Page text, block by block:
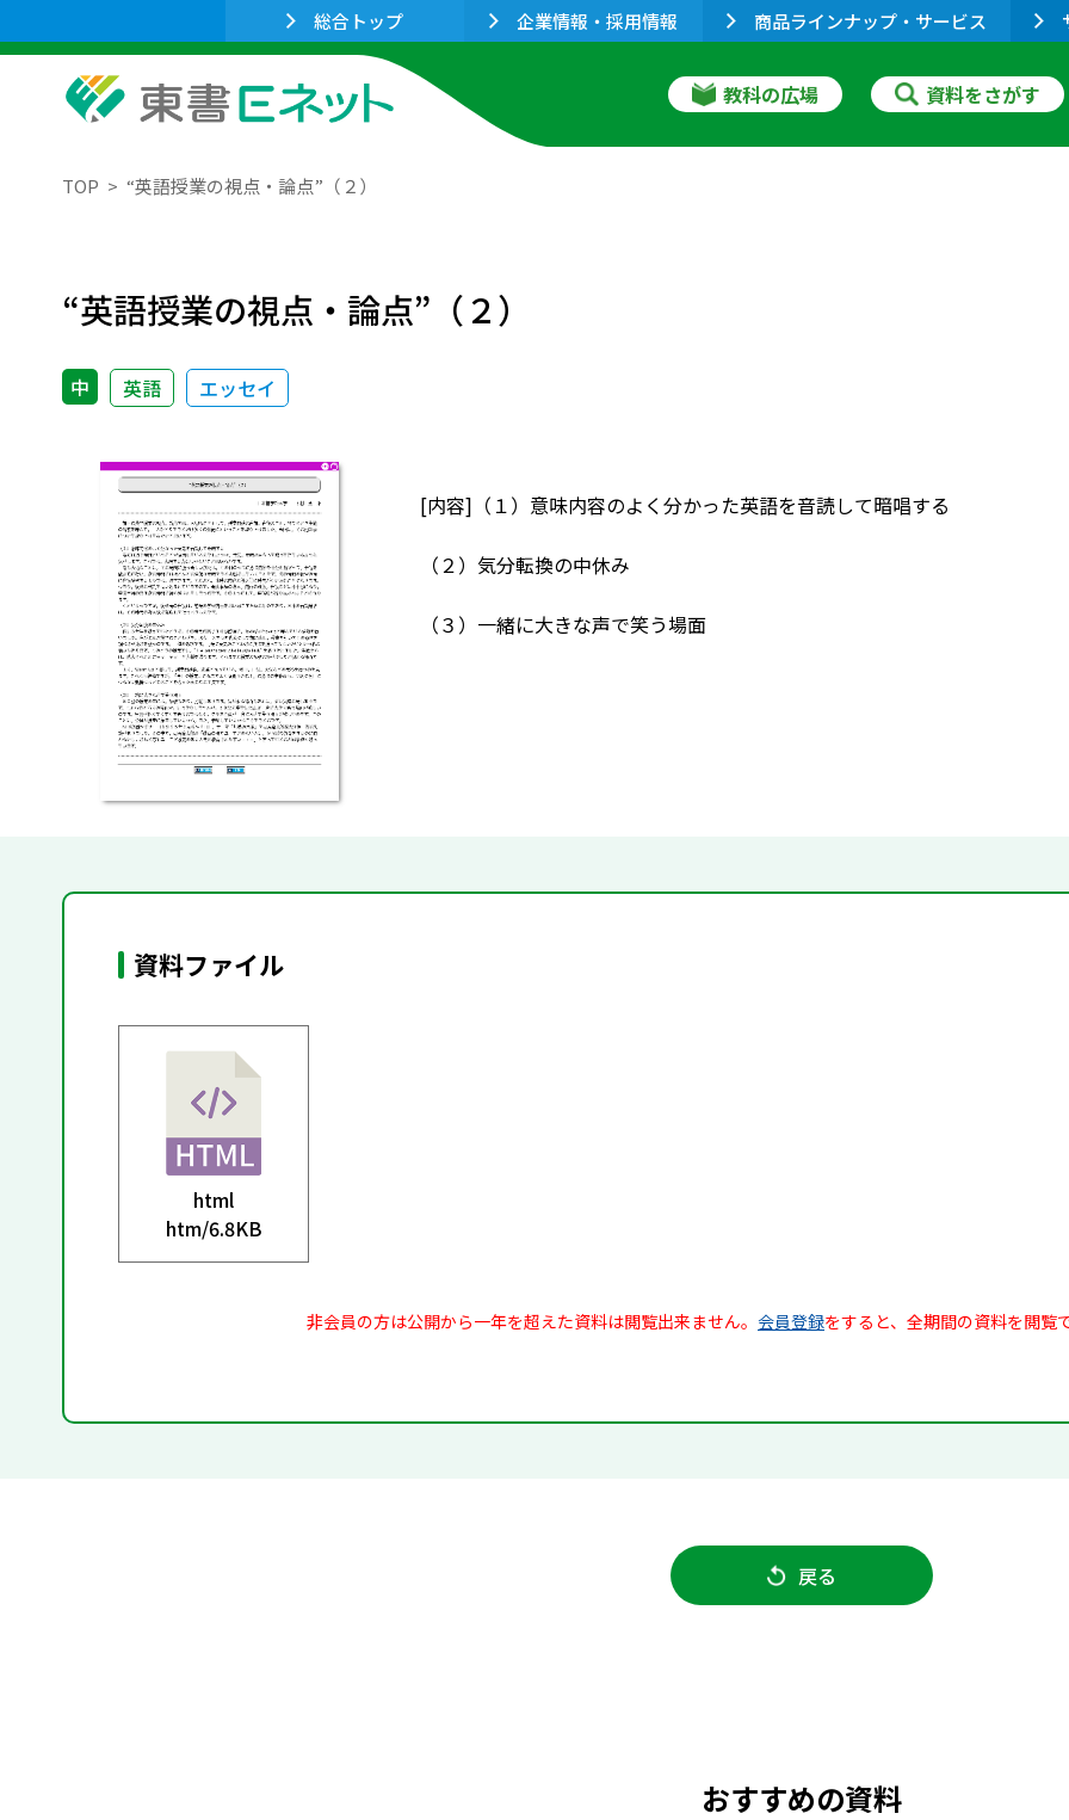
総合トップ 企業情報・採用情報 商品ラインナップ・サービス
教科の広場 資料をさがす
TOP “英語授業の視点・論点”（２）
“英語授業の視点・論点”（２）
中 英語 エッセイ
[内容]（１）意味内容のよく分かった英語を音読して暗唱する
（２）気分転換の中休み
（３）一緒に大きな声で笑う場面
資料ファイル
html
htm/6.8KB
非会員の方は公開から一年を超えた資料は閲覧出来ません。 会員登録をすると、全期間の資料を閲覧
戻る
おすすめの資料